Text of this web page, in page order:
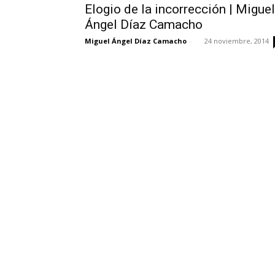
Elogio de la incorrección | Miguel
Ángel Díaz Camacho
Miguel Ángel Díaz Camacho - 24 noviembre, 2014